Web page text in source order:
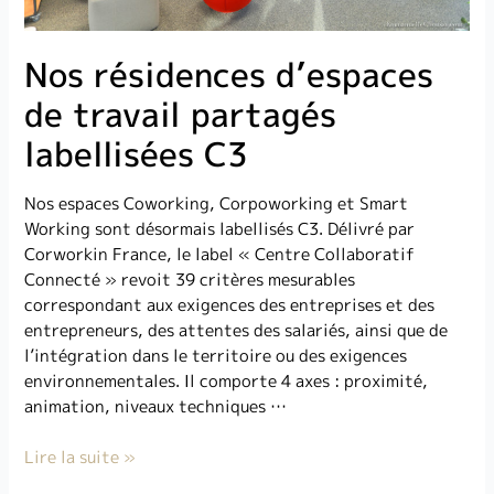
Nos résidences d’espaces
de travail partagés
labellisées C3
Nos espaces Coworking, Corpoworking et Smart
Working sont désormais labellisés C3. Délivré par
Corworkin France, le label « Centre Collaboratif
Connecté » revoit 39 critères mesurables
correspondant aux exigences des entreprises et des
entrepreneurs, des attentes des salariés, ainsi que de
l’intégration dans le territoire ou des exigences
environnementales. Il comporte 4 axes : proximité,
animation, niveaux techniques …
Lire la suite »